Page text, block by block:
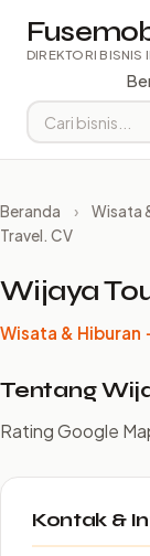
DIREKTORI BISNIS
Beranda › Wisata
Travel. CV
Wijaya
Wisata &
Tentang
Rating Google
Kontak &